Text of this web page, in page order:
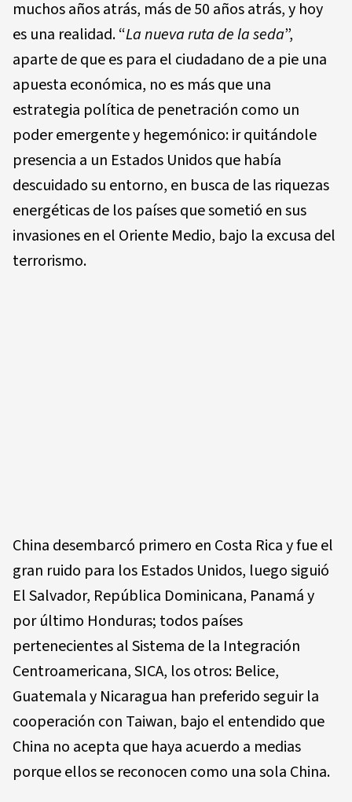
muchos años atrás, más de 50 años atrás, y hoy
es una realidad. “La nueva ruta de la seda”,
aparte de que es para el ciudadano de a pie una
apuesta económica, no es más que una
estrategia política de penetración como un
poder emergente y hegemónico: ir quitándole
presencia a un Estados Unidos que había
descuidado su entorno, en busca de las riquezas
energéticas de los países que sometió en sus
invasiones en el Oriente Medio, bajo la excusa del
terrorismo.
China desembarcó primero en Costa Rica y fue el
gran ruido para los Estados Unidos, luego siguió
El Salvador, República Dominicana, Panamá y
por último Honduras; todos países
pertenecientes al Sistema de la Integración
Centroamericana, SICA, los otros: Belice,
Guatemala y Nicaragua han preferido seguir la
cooperación con Taiwan, bajo el entendido que
China no acepta que haya acuerdo a medias
porque ellos se reconocen como una sola China.